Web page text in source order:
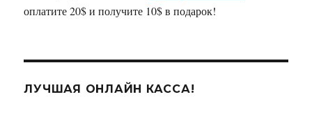
оплатите 20$ и получите 10$ в подарок!
ЛУЧШАЯ ОНЛАЙН КАССА!